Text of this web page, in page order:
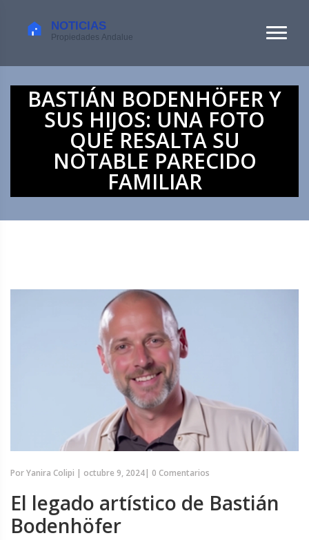
BASTIÁN BODENHÖFER Y
SUS HIJOS: UNA FOTO
QUE RESALTA SU
NOTABLE PARECIDO
FAMILIAR
PorYanira Colipi | octubre 9, 2024| 0 Comentarios
El legado artístico de Bastián
Bodenhöfer